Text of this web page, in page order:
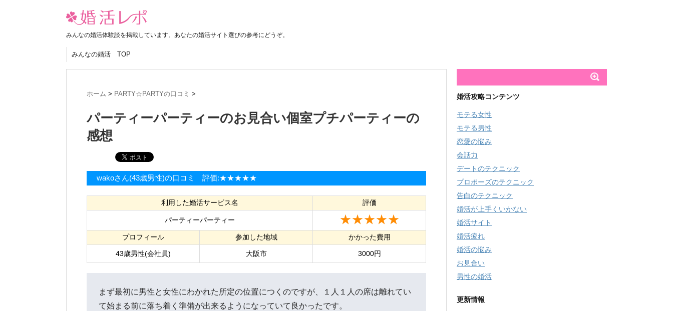
みんなの婚活体験談を掲載しています。あなたの婚活サイト選びの参考にどうぞ。
みんなの婚活 TOP
ホーム > PARTY☆PARTYの口コミ >
パーティーパーティーのお見合い個室プチパーティーの
感想
wakoさん(43歳男性)の口コミ 評価:★★★★★
利用した婚活サービス名 評価
パーティーパーティー ★★★★★
プロフィール 参加した地域 かかった費用
43歳男性(会社員) 大阪市 3000円
まず最初に男性と女性にわかれた所定の位置につくのですが、１人１人の席は離れてい
て始まる前に落ち着く準備が出来るようになっていて良かったです。
婚活攻略コンテンツ
モテる女性
モテる男性
恋愛の悩み
会話力
デートのテクニック
プロポーズのテクニック
告白のテクニック
婚活が上手くいかない
婚活サイト
婚活疲れ
婚活の悩み
お見合い
男性の婚活
更新情報